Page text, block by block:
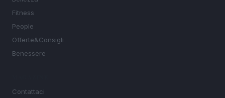
Fitness
People
Offerte&Consigli
Benessere
Contattaci